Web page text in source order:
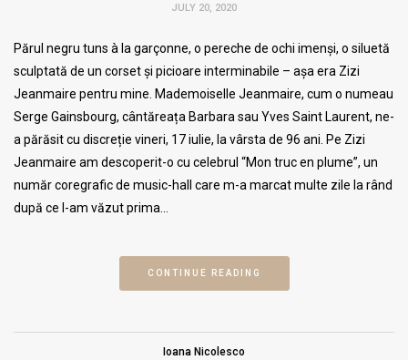
JULY 20, 2020
Părul negru tuns à la garçonne, o pereche de ochi imenși, o siluetă
sculptată de un corset și picioare interminabile – așa era Zizi
Jeanmaire pentru mine. Mademoiselle Jeanmaire, cum o numeau
Serge Gainsbourg, cântăreața Barbara sau Yves Saint Laurent, ne-
a părăsit cu discreție vineri, 17 iulie, la vârsta de 96 ani. Pe Zizi
Jeanmaire am descoperit-o cu celebrul “Mon truc en plume”, un
număr coregrafic de music-hall care m-a marcat multe zile la rând
după ce l-am văzut prima…
CONTINUE READING
Ioana Nicolesco